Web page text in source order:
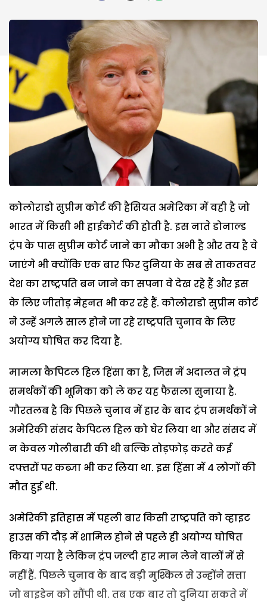
कोलोराडो सुप्रीम कोर्ट की हैसियत अमेरिका में वही है जो
भारत में किसी भी हाईकोर्ट की होती है. इस नाते डोनाल्ड
ट्रंप के पास सुप्रीम कोर्ट जाने का मौका अभी है और तय है वे
जाएंगे भी क्योंकि एक बार फिर दुनिया के सब से ताकतवर
देश का राष्ट्रपति बन जाने का सपना वे देख रहे हैं और इस
के लिए जीतोड़ मेहनत भी कर रहे हैं. कोलोराडो सुप्रीम कोर्ट
ने उन्हें अगले साल होने जा रहे राष्ट्रपति चुनाव के लिए
अयोग्य घोषित कर दिया है.
मामला कैपिटल हिल हिंसा का है, जिस में अदालत ने ट्रंप
समर्थकों की भूमिका को ले कर यह फैसला सुनाया है.
गौरतलब है कि पिछले चुनाव में हार के बाद ट्रंप समर्थकों ने
अमेरिकी संसद कैपिटल हिल को घेर लिया था और संसद में
न केवल गोलीबारी की थी बल्कि तोड़फोड़ करते कई
दफ्तरों पर कब्जा भी कर लिया था. इस हिंसा में 4 लोगों की
मौत हुई थी.
अमेरिकी इतिहास में पहली बार किसी राष्ट्रपति को व्हाइट
हाउस की दौड़ में शामिल होने से पहले ही अयोग्य घोषित
किया गया है लेकिन ट्रंप जल्दी हार मान लेने वालों में से
नहीं हैं. पिछले चुनाव के बाद बड़ी मुश्किल से उन्होंने सत्ता
जो बाइडेन को सौंपी थी. तब एक बार तो दुनिया सकते में